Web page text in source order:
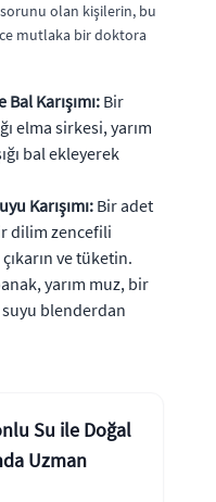
olan kişilerin, bu
mutlaka bir doktora
Karışımı: Bir
elma sirkesi, yarım
bal ekleyerek
Karışımı: Bir adet
dilim zencefili
ve tüketin.
yarım muz, bir
blenderdan
Su ile Doğal
Uzman